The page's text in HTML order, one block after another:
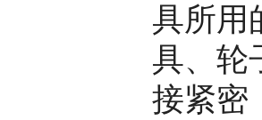
具所用
具、轮
接紧密